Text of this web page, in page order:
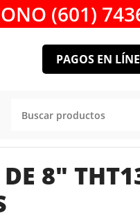
(601)
PAGOS EN
8″